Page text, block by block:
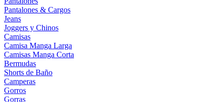
Pantalones & Cargos
Jeans
Joggers y Chinos
Camisas
Camisa Manga Larga
Camisas Manga Corta
Bermudas
Shorts de Baño
Camperas
Gorros
Gorras